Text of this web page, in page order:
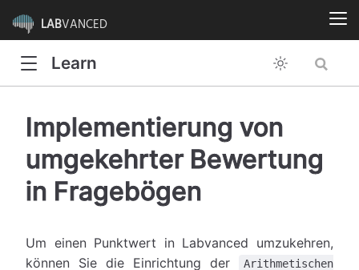
LABVANCED
Learn
Implementierung von
umgekehrter Bewertung
in Fragebögen
Um einen Punktwert in Labvanced umzukehren,
können Sie die Einrichtung der
Arithmetischen